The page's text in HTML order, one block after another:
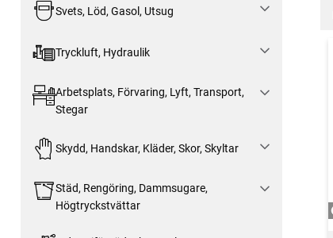
Svets, Löd, Gasol, Utsug
Tryckluft, Hydraulik
Arbetsplats, Förvaring, Lyft, Transport,
Stegar
Skydd, Handskar, Kläder, Skor, Skyltar
Städ, Rengöring, Dammsugare,
Högtryckstvättar